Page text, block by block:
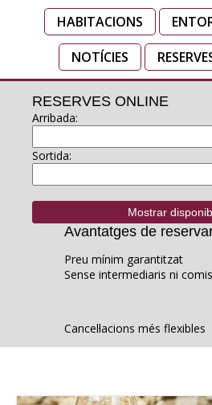
HABITACIONS
NOTÍCIES
RESERVES ONLINE
Arribada:
Sortida:
Avantatges de
Preu mínim garantitzat
Sense intermediaris ni
Cancel·lacions més flexibles